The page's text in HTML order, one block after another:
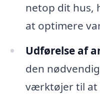
netop dit hus,
at optimere
Udførelse af
den
værktøjer til at